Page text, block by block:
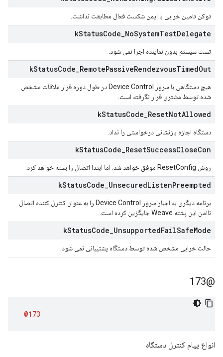
توکن تامین خرابی با ایمن شکست فعال مطابقت نداشت.
kStatusCode NoSystemTestDelegate
تست سیستم بدون نماینده اجرا نمی شود.
kStatusCode RemotePassiveRendezvousTimedOut
هیچ دستگاهی با سرور Device Control در طول دوره قرار ملاقات مشخص
شده توسط مشتری قرار نگرفته است.
kStatusCode ResetNotAllowed
دستگاه اجازه بازنشانی درخواستی را نداد.
kStatusCode ResetSuccessCloseCon
روش ResetConfig موفق خواهد شد، اما ابتدا اتصال را بسته خواهد کرد.
kStatusCode UnsecuredListenPreempted
برنامه دیگری به اجبار سرور Device Control را به عنوان کنترل کننده اتصال
ناامن این پشته Weave جایگزین کرده است.
kStatusCode UnsupportedFailSafeMode
حالت خرابی مشخص شده توسط دستگاه پشتیبانی نمی شود.
@173
@173
انواع پیام کنترل دستگاه